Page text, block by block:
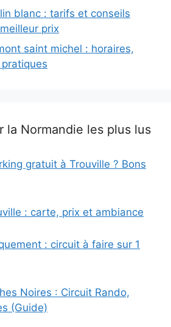
blanc : tarifs et conseils
prix
saint michel : horaires,
la Normandie les plus lus
gratuit à Trouville ? Bons
: carte, prix et ambiance
: circuit à faire sur 1
Noires : Circuit Rando,
(Guide)